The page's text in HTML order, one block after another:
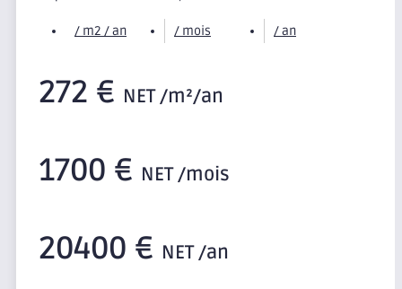
/ m2 / an / mois / an
272 € NET /m²/an
1700 € NET /mois
20400 € NET /an